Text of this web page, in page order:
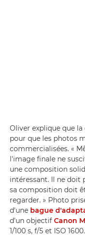
Oliver explique que
pour que les photos
commercialisées. «
l'image finale ne
une composition
intéressant. Il ne doit
sa composition doit
regarder. » Photo
d'une bague
d'un objectif Canon
1/100 s, f/5 et ISO